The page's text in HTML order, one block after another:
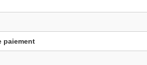
paiement